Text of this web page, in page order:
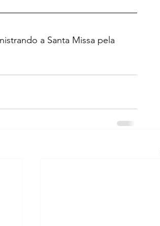
a Santa Missa pela